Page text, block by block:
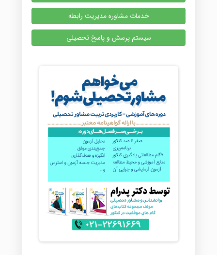
خدمات مشاوره مدیریت رابطه
سیستم پرسش و پاسخ تحصیلی